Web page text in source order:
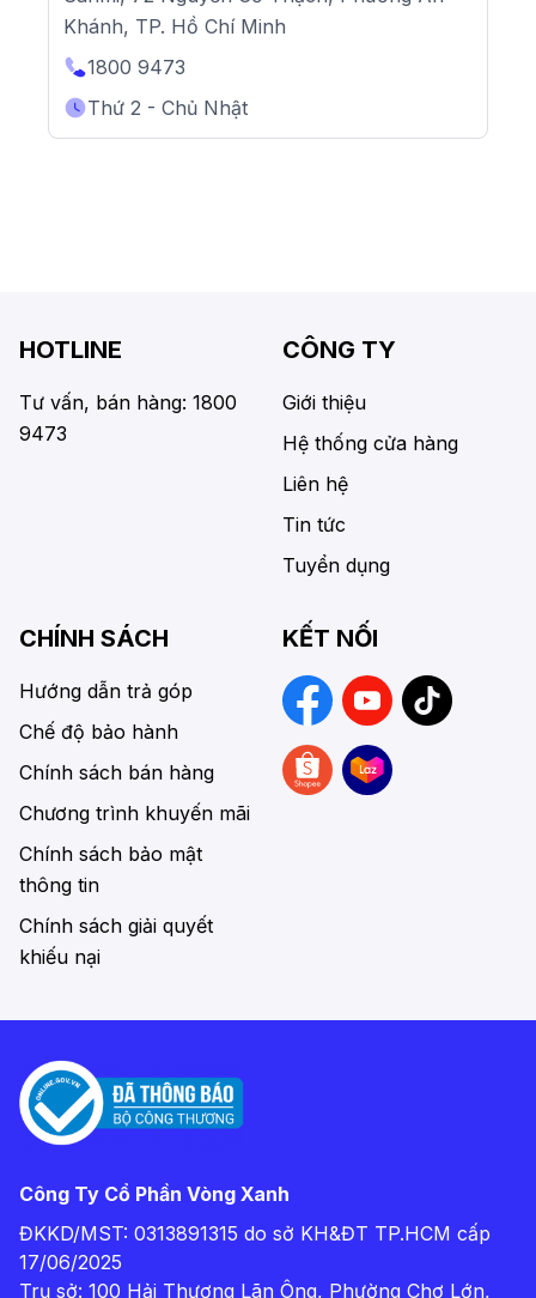
Khánh, TP. Hồ Chí Minh
1800 9473
Thứ 2 - Chủ Nhật
HOTLINE
Tư vấn, bán hàng: 1800
9473
CÔNG TY
Giới thiệu
Hệ thống cửa hàng
Liên hệ
Tin tức
Tuyển dụng
CHÍNH SÁCH
Hướng dẫn trả góp
Chế độ bảo hành
Chính sách bán hàng
Chương trình khuyến mãi
Chính sách bảo mật
thông tin
Chính sách giải quyết
khiếu nại
KẾT NỐI
Công Ty Cổ Phần Vòng Xanh
ĐKKD/MST: 0313891315 do sở KH&ĐT TP.HCM cấp
17/06/2025
Trụ sở: 100 Hải Thượng Lãn Ông, Phường Chợ Lớn,